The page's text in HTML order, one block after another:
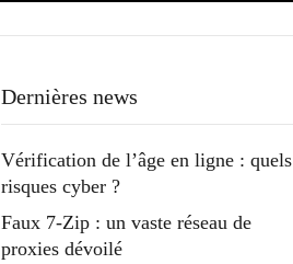
Dernières news
Vérification de l’âge en ligne : quels
risques cyber ?
Faux 7-Zip : un vaste réseau de
proxies dévoilé